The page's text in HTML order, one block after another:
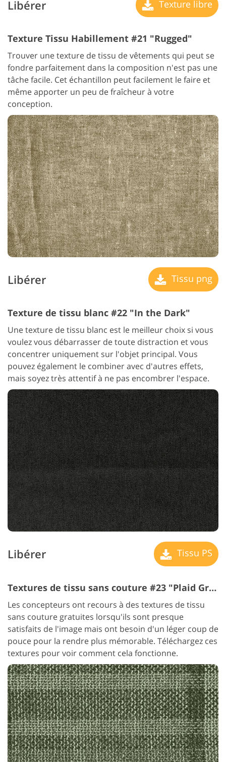
Libérer Texture libre
Texture Tissu Habillement #21 "Rugged"
Trouver une texture de tissu de vêtements qui peut se
fondre parfaitement dans la composition n'est pas une
tâche facile. Cet échantillon peut facilement le faire et
même apporter un peu de fraîcheur à votre
conception.
Libérer Tissu png
Texture de tissu blanc #22 "In the Dark"
Une texture de tissu blanc est le meilleur choix si vous
voulez vous débarrasser de toute distraction et vous
concentrer uniquement sur l'objet principal. Vous
pouvez également le combiner avec d'autres effets,
mais soyez très attentif à ne pas encombrer l'espace.
Libérer Tissu PS
Textures de tissu sans couture #23 "Plaid Green"
Les concepteurs ont recours à des textures de tissu
sans couture gratuites lorsqu'ils sont presque
satisfaits de l'image mais ont besoin d'un léger coup de
pouce pour la rendre plus mémorable. Téléchargez ces
textures pour voir comment cela fonctionne.